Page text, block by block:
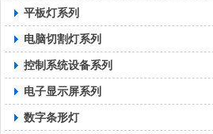
平板灯系列
电脑切割灯系列
控制系统设备系列
电子显示屏系列
数字条形灯